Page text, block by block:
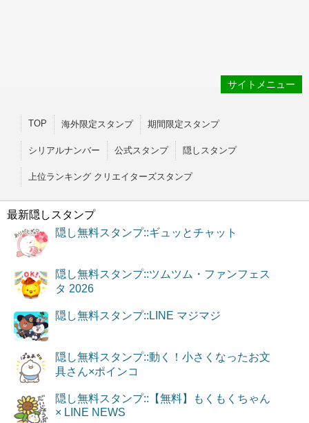
サイトメニュー
TOP 海外限定スタンプ 期間限定スタンプ
シリアルナンバー 公式スタンプ 隠しスタンプ
上位ランキング クリエイターズスタンプ
最新隠しスタンプ
隠し無料スタンプ::ギュッとチャット
隠し無料スタンプ::ツムツム・ファンフェス
タ 2026
隠し無料スタンプ::LINE マジマジ
隠し無料スタンプ::動く！小さくなったお文
具さん×ポインコ
隠し無料スタンプ::【無料】もくもくちゃん
× LINE NEWS